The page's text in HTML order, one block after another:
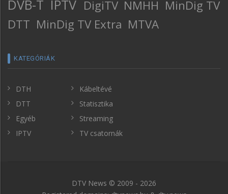
DVB-T IPTV DigiTV NMHH MinDig TV
DTT MinDig TV Extra MTVA
KATEGÓRIÁK
DTH
DTT
Egyéb
IPTV
Kábeltévé
Statisztika
Streaming
TV csatornák
DTV News © 2009 - 2026